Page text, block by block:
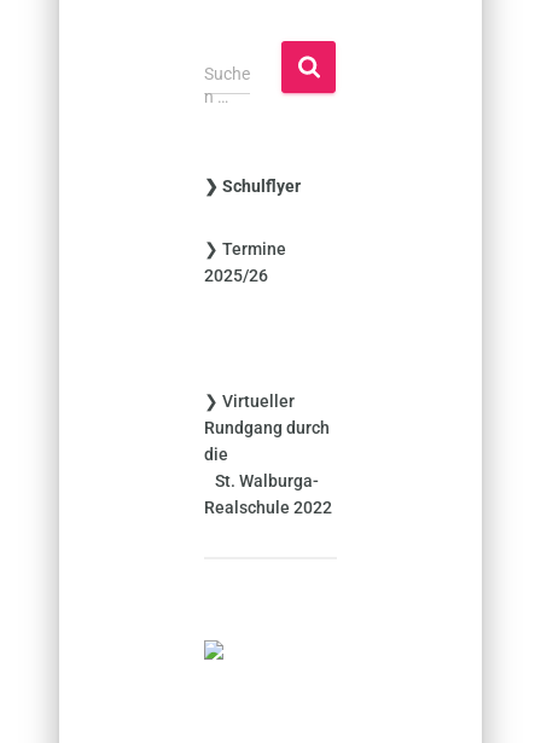
S
u
n
a
c
Suche
n …
❯ Schulflyer
❯ Termine
2025/26
❯ Virtueller
Rundgang durch
die
St. Walburga-
Realschule 2022